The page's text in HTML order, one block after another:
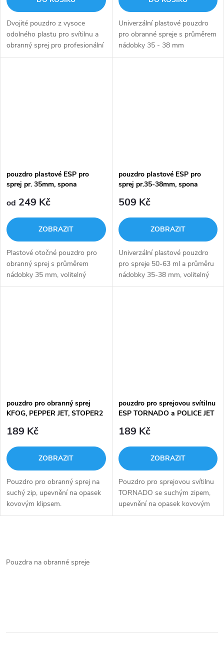
Dvojité pouzdro z vysoce
odolného plastu pro svítilnu a
obranný sprej pro profesionální
použití
Univerzální plastové pouzdro
pro obranné spreje s průměrem
nádobky 35 - 38 mm
pouzdro plastové ESP pro
sprej pr. 35mm, spona
od 249 Kč
ZOBRAZIT
Plastové otočné pouzdro pro
obranný sprej s průměrem
nádobky 35 mm, volitelný
způsob uchycení.
pouzdro plastové ESP pro
sprej pr.35-38mm, spona
509 Kč
ZOBRAZIT
Univerzální plastové pouzdro
pro spreje 50-63 ml a průměru
nádobky 35-38 mm, volitelný
způsob uchycení.
pouzdro pro obranný sprej
KFOG, PEPPER JET, STOPER2
189 Kč
ZOBRAZIT
Pouzdro pro obranný sprej na
suchý zip, upevnění na opasek
kovovým klipsem.
pouzdro pro sprejovou svítilnu
ESP TORNADO a POLICE JET
189 Kč
ZOBRAZIT
Pouzdro pro sprejovou svítilnu
TORNADO se suchým zipem,
upevnění na opasek kovovým
klipsem.
v
Pouzdra na obranné spreje